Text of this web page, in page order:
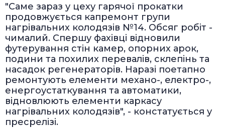
"Саме зараз у цеху гарячої прокатки
продовжується капремонт групи
нагрівальних колодязів №14. Обсяг робіт -
чималий. Спершу фахівці відновили
футерування стін камер, опорних арок,
подини та похилих перевалів, склепінь та
насадок регенераторів. Наразі поетапно
ремонтують елементи механо-, електро-,
енергоустаткування та автоматики,
відновлюють елементи каркасу
нагрівальних колодязів", - констатується у
пресрелізі.